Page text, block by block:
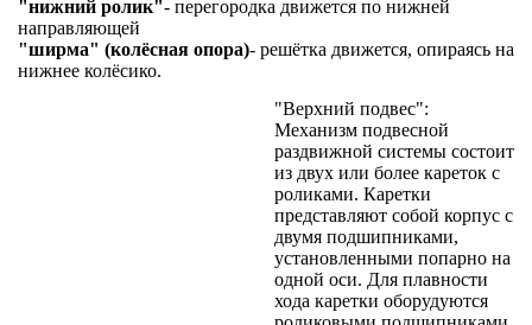
"нижний ролик"- перегородка движется по нижней
направляющей
"ширма" (колёсная опора)- решётка движется, опираясь на
нижнее колёсико.
"Верхний подвес":
Механизм подвесной
раздвижной системы состоит
из двух или более кареток с
роликами. Каретки
представляют собой корпус с
двумя подшипниками,
установленными попарно на
одной оси. Для плавности
хода каретки оборудуются